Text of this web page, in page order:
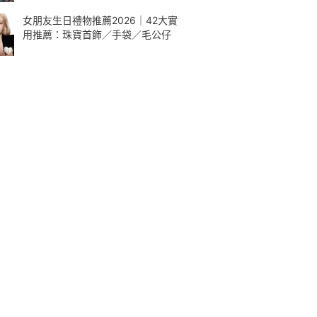
女朋友生日禮物推薦2026｜42大實
用推薦：珠寶首飾／手袋／毛公仔